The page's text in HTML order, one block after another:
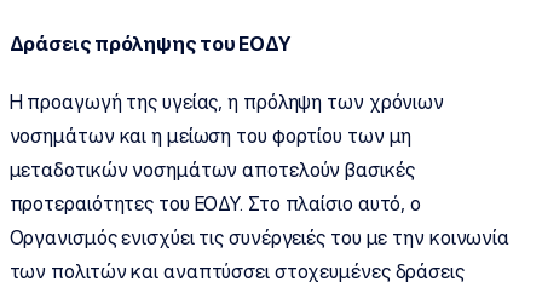
Δράσεις πρόληψης του ΕΟΔΥ
Η προαγωγή της υγείας, η πρόληψη των χρόνιων
νοσημάτων και η μείωση του φορτίου των μη
μεταδοτικών νοσημάτων αποτελούν βασικές
προτεραιότητες του ΕΟΔΥ. Στο πλαίσιο αυτό, ο
Οργανισμός ενισχύει τις συνέργειές του με την κοινωνία
των πολιτών και αναπτύσσει στοχευμένες δράσεις